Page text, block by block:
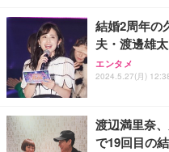
結婚2周年の
夫・渡邊雄
エンタメ
2024.5.27(月)
渡辺満里奈
で19回目の